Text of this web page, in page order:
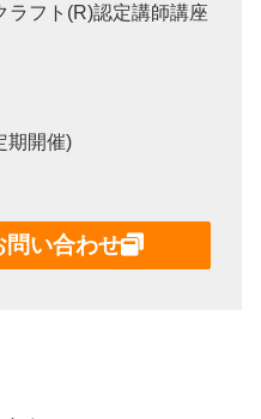
ラフト(R)認定講師講座
期開催)
問い合わせ